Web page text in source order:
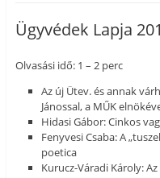
Ügyvédek Lapja
Olvasási idő: 1 – 2 perc
Az új Ütev. és annak
Jánossal, a MŰK
Hidasi Gábor: Cinkos
Fenyvesi Csaba: A
poetica
Kurucz-Váradi Károly: